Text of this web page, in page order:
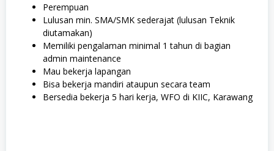
Perempuan
Lulusan min. SMA/SMK sederajat (lulusan Teknik
diutamakan)
Memiliki pengalaman minimal 1 tahun di bagian
admin maintenance
Mau bekerja lapangan
Bisa bekerja mandiri ataupun secara team
Bersedia bekerja 5 hari kerja, WFO di KIIC, Karawang